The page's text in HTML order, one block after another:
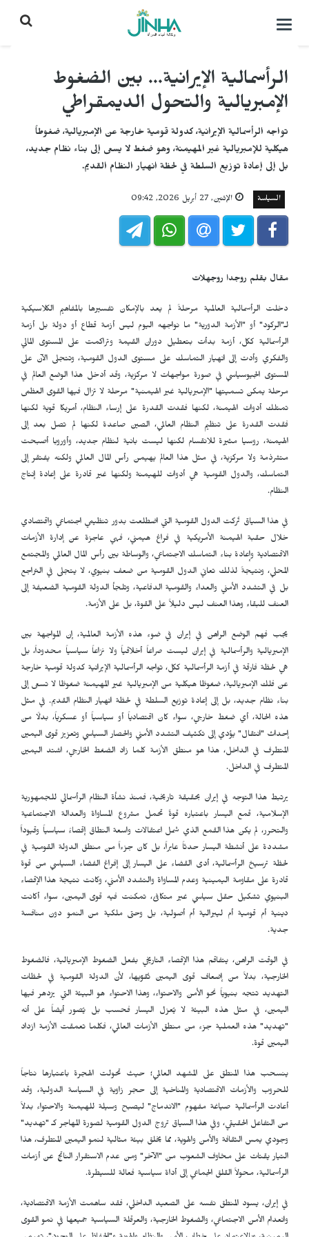
التحكم
الرأسمالية الإيرانية... بين الضغوط
الإمبريالية والتحول الديمقراطي
تواجه الرأسمالية الإيرانية، كدولة قومية خارجة عن الإمبريالية، ضغوطاً
هيكلية للإمبريالية غير المهيمنة، وهو ضغط لا يسعى إلى بناء نظام جديد،
بل إلى إعادة توزيع السلطة في لحظة انهيار النظام القديم.
السياسة الإثنين, 27 أبريل 2026, 09:42
مقال بقلم روجدا روجهلات
دخلت الرأسمالية العالمية مرحلةً لم يعد بالإمكان تفسيرها بالمفاهيم الكلاسيكية
لـ"الركود" أو "الأزمة الدورية" ما نواجهه اليوم ليس أزمة قطاع أو دولة بل أزمة
الرأسمالية ككل، أزمة بدأت بتعطيل دوران القيمة وتراكمت على المستوى المالي
والفكري وأدت إلى انهيار التماسك على مستوى الدول القومية، وتتجلى الآن على
المستوى الجيوسياسي في صورة مواجهات لا مركزية، وقد أدخل هذا الوضع العالم في
مرحلة يمكن تسميتها "الإمبريالية غير الهيمنية" مرحلة لا تزال فيها القوى العظمى
تمتلك أدوات الهيمنة، لكنها فقدت القدرة على إرساء النظام، أمريكا قوية لكنها
فقدت القدرة على تنظيم النظام العالمي، الصين صاعدة لكنها لم تصل بعد إلى
الهيمنة، روسيا مثيرة للانقسام لكنها ليست بانية لنظام جديد، وأوروبا أصبحت
متشرذمة ولا مركزية، في مثل هذا العالم يهيمن رأس المال العالمي ولكنه يفتقر إلى
التماسك، والدول القومية هي أدوات للهيمنة ولكنها غير قادرة على إعادة إنتاج
النظام.
في هذا السياق تُركت الدول القومية التي اضطلعت بدور تنظيمي اجتماعي واقتصادي
خلال حقبة الهيمنة الأمريكية في فراغ هيمني، فهي عاجزة عن إدارة الأزمات
الاقتصادية وإعادة بناء التماسك الاجتماعي، والوساطة بين رأس المال العالمي والمجتمع
المحلي، ونتيجةً لذلك تعاني الدول القومية من ضعف بنيوي، لا يتجلى في التراجع
بل في التشدد الأمني ​​والعداء والقومية الدفاعية، وتلجأ الدولة القومية الضعيفة إلى
العنف للبقاء وهذا العنف ليس دليلاً على القوة، بل على الأزمة.
يجب فهم الوضع الراهن في إيران في ضوء هذه الأزمة العالمية، إن المواجهة بين
الإمبريالية والرأسمالية في إيران ليست صراعاً أخلاقياً ولا نزاعاً سياسياً محدوداً، بل
هي لحظة فارقة في أزمة الرأسمالية ككل، تواجه الرأسمالية الإيرانية كدولة قومية خارجة
عن فلك الإمبريالية، ضغوطًا هيكلية من الإمبريالية غير المهيمنة ضغوطًا لا تسعى إلى
بناء نظام جديد، بل إلى إعادة توزيع السلطة في لحظة انهيار النظام القديم. في مثل
هذه الحالة، أي ضغط خارجي، سواء كان اقتصادياً أو سياسياً أو عسكرياً، بدلًا من
إحداث "انتقال" يؤدي إلى تكثيف التشدد الأمني والحصار السياسي وتعزيز قوى اليمين
المتطرف في الداخل، هذا هو منطق الأزمة كلما زاد الضغط الخارجي، اشتد اليمين
المتطرف في الداخل.
يرتبط هذا التوجه في إيران بحقيقة تاريخية، فمنذ نشأة النظام الرأسمالي للجمهورية
الإسلامية، قمع اليسار باعتباره قوةً تحمل مشروع المساواة والعدالة الاجتماعية
والتحرر، لم يكن هذا القمع الذي شمل اعتقالات واسعة النطاق إقصاءً سياسياً وقيوداً
مشددة على أنشطة اليسار حدثاً عابراً، بل كان جزءاً من منطق الدولة القومية في
لحظة ترسيخ الرأسمالية، أدى القضاء على اليسار إلى إفراغ الفضاء السياسي من قوة
قادرة على مقاومة اليمينية وعدم المساواة والتشدد الأمني، وكانت نتيجة هذا الإقصاء
البنيوي تشكيل حقل سياسي غير متكافئ، تمكنت فيه قوى اليمين، سواء أكانت
دينية أم قومية أم ليبرالية أم أصولية، بل وحتى ملكية من النمو دون منافسة
جدية.
في الوقت الراهن، يتفاقم هذا الإقصاء التاريخي بفعل الضغوط الإمبريالية، فالضغوط
الخارجية، بدلاً من إضعاف قوى اليمين تُقوّيها، لأن الدولة القومية في لحظات
التهديد تتجه بنيوياً نحو الأمن والاحتواء، وهذا الاحتواء هو البيئة التي يزدهر فيها
اليمين، في مثل هذه البيئة لا يُعزل اليسار فحسب بل يُصور أيضاً على أنه
"تهديد" هذه العملية جزء من منطق الأزمات العالمي، فكلما تعمقت الأزمة ازداد
اليمين قوة.
ينسحب هذا المنطق على المشهد العالمي؛ حيث تحولت الهجرة باعتبارها نتاجاً
للحروب والأزمات الاقتصادية والمناخية إلى حجر زاوية في السياسة الدولية، وقد
أعادت الرأسمالية صياغة مفهوم "الاندماج" ليصبح وسيلة للهيمنة والاحتواء بدلاً
من التفاعل الحقيقي، وفي هذا السياق تروج الدول القومية لصورة المهاجر كـ "تهديد"
وجودي يمس الثقافة والأمن والهوية، مما يخلق بيئة مثالية لنمو اليمين المتطرف، هذا
التيار يقتات على مخاوف الشعوب من "الآخر" ومن عدم الاستقرار الناتج عن أزمات
الرأسمالية، محولاً القلق الجماعي إلى أداة سياسية فعالة للسيطرة.
في إيران، يسود المنطق نفسه على الصعيد الداخلي، فقد ساهمت الأزمة الاقتصادية،
وانعدام الأمن الاجتماعي، والضغوط الخارجية، والعرقلة السياسية جميعها في نمو القوى